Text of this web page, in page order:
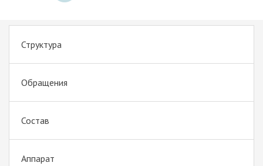
Структура
Обращения
Состав
Аппарат